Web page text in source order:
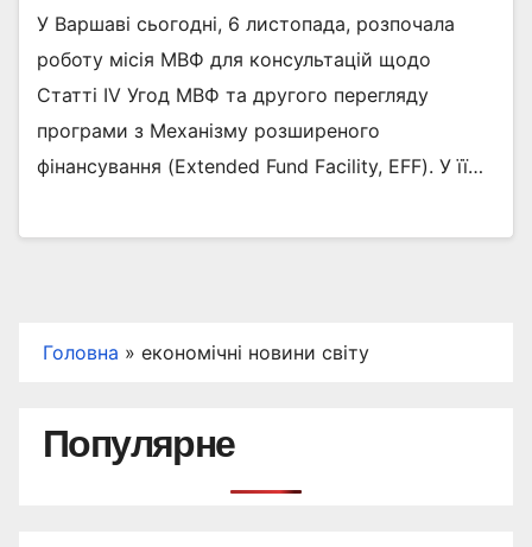
У Варшаві сьогодні, 6 листопада, розпочала
роботу місія МВФ для консультацій щодо
Статті IV Угод МВФ та другого перегляду
програми з Механізму розширеного
фінансування (Extended Fund Facility, EFF). У її…
Головна » економічні новини світу
Популярне